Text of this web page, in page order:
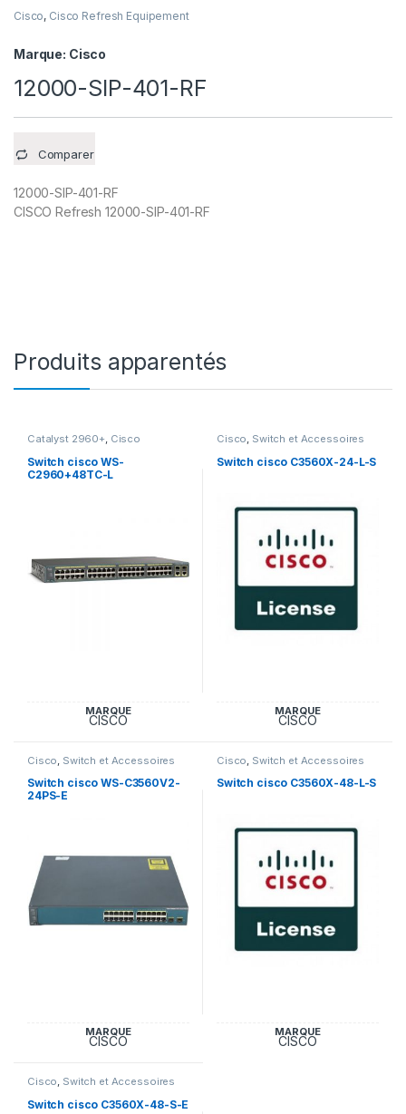
Cisco, Cisco Refresh Equipement
Marque: Cisco
12000-SIP-401-RF
Comparer
12000-SIP-401-RF
CISCO Refresh 12000-SIP-401-RF
Produits apparentés
Catalyst 2960+, Cisco
Switch cisco WS-
C2960+48TC-L
MARQUE
CISCO
Cisco, Switch et Accessoires
Switch cisco C3560X-24-L-S
MARQUE
CISCO
Cisco Switch et Accessoires
Cisco
Switch cisco WS-C3560V2-
24PS-E
MARQUE
CISCO
Cisco Switch et Accessoires
Cisco
Switch cisco C3560X-48-L-S
MARQUE
CISCO
Cisco, Switch et Accessoires
Switch cisco C3560X-48-S-E